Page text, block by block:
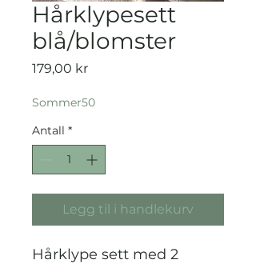
Hårklypesett
blå/blomster
179,00 krPris
Sommer50
Antall *
Legg til i handlekurv
Hårklype sett med 2